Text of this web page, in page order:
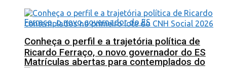
Matrículas abertas para contemplados do
Conheça o perfil e a trajetória política de
Ricardo Ferraço, o novo governador do ES